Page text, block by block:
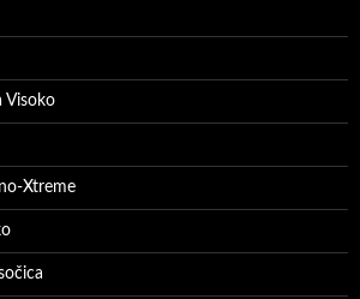
Visoko
Xtreme